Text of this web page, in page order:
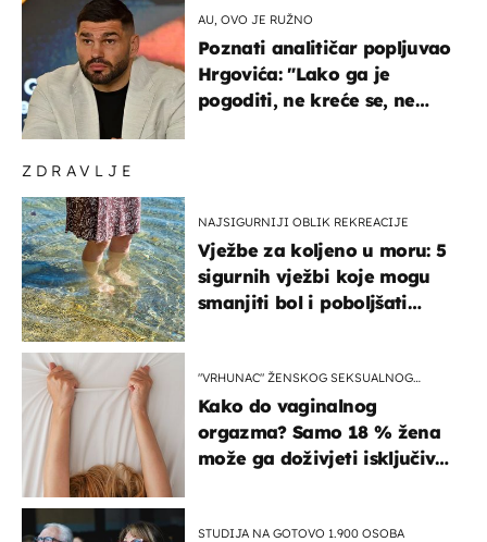
ZDRAVLJE
NAJSIGURNIJI OBLIK REKREACIJE
Vježbe za koljeno u moru: 5
sigurnih vježbi koje mogu
smanjiti bol i poboljšati
"VRHUNAC" ŽENSKOG SEKSUALNOG
Kako do vaginalnog
orgazma? Samo 18 % žena
može ga doživjeti isključivo
STUDIJA NA GOTOVO 1.900 OSOBA
AU, OVO JE RUŽNO
Poznati analitičar popljuvao
Hrgovića: "Lako ga je
pogoditi, ne kreće se, ne